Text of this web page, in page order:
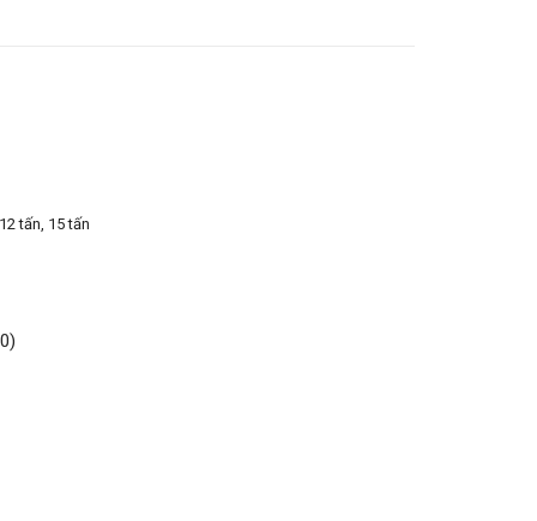
tấn, 15 tấn